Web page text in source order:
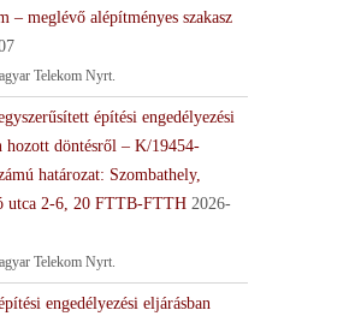
– meglévő alépítményes szakasz
Telekom Nyrt.
építési engedélyezési
hozott döntésről – K/19454-
határozat: Szombathely,
utca 2-6, 20 FTTB-FTTH 2026-
Telekom Nyrt.
engedélyezési eljárásban